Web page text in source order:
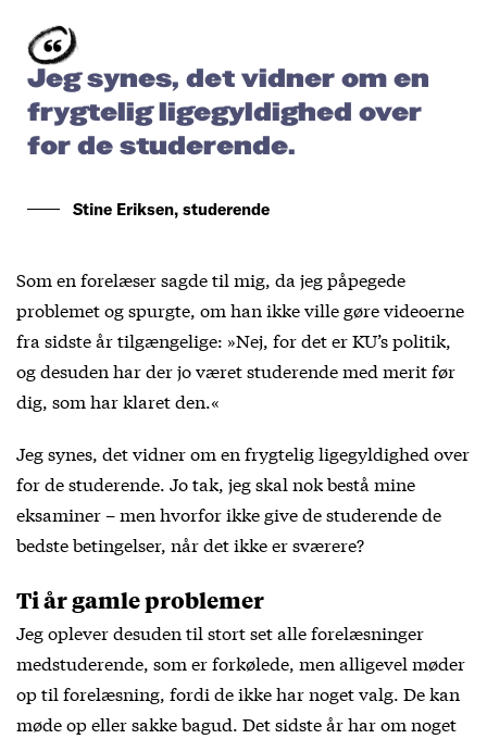
Jeg synes, det vidner om en
frygtelig ligegyldighed over
for de studerende.
Stine Eriksen, studerende
Som en forelæser sagde til mig, da jeg påpegede
problemet og spurgte, om han ikke ville gøre videoerne
fra sidste år tilgængelige: »Nej, for det er KU’s politik,
og desuden har der jo været studerende med merit før
dig, som har klaret den.«
Jeg synes, det vidner om en frygtelig ligegyldighed over
for de studerende. Jo tak, jeg skal nok bestå mine
eksaminer – men hvorfor ikke give de studerende de
bedste betingelser, når det ikke er sværere?
Ti år gamle problemer
Jeg oplever desuden til stort set alle forelæsninger
medstuderende, som er forkølede, men alligevel møder
op til forelæsning, fordi de ikke har noget valg. De kan
møde op eller sakke bagud. Det sidste år har om noget